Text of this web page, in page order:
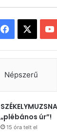
Facebook
Népszerű
„plébános úr”!
15 óra telt el